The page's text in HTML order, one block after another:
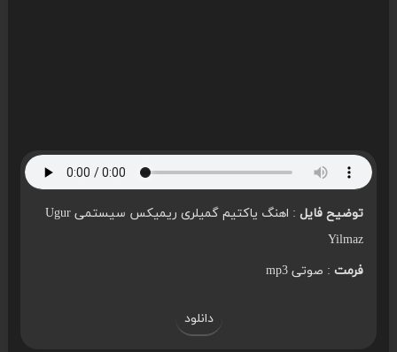
توضیح فایل
: اهنگ یاکتیم گمیلری ریمیکس سیستمی Ugur
Yilmaz
فرمت: صوتی mp3
دانلود